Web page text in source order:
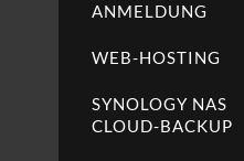
ANMELDUNG
WEB-HOSTING
SYNOLOGY NAS
CLOUD-BACKUP